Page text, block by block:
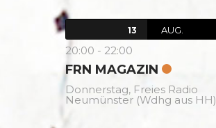
13 AUG.
20:00 - 22:00
FRN MAGAZIN
Donnerstag, Freies Radio
Neumünster (Wdhg aus HH)